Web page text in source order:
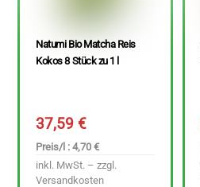
Natumi Bio Matcha Reis
Kokos 8 Stück zu 1 l
37,59€
Preis/l : 4,70 €
inkl. MwSt. – zzgl.
Versandkosten